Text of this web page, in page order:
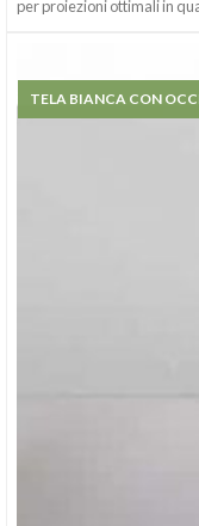
per proiezioni ottimali in
TELA BIANCA CON